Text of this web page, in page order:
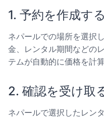
1. 予約を作成する
ネパールでの場所を選択
金、レンタル期間などの
テムが自動的に価格を計算
2. 確認を受け取
ネパールで選択したレン